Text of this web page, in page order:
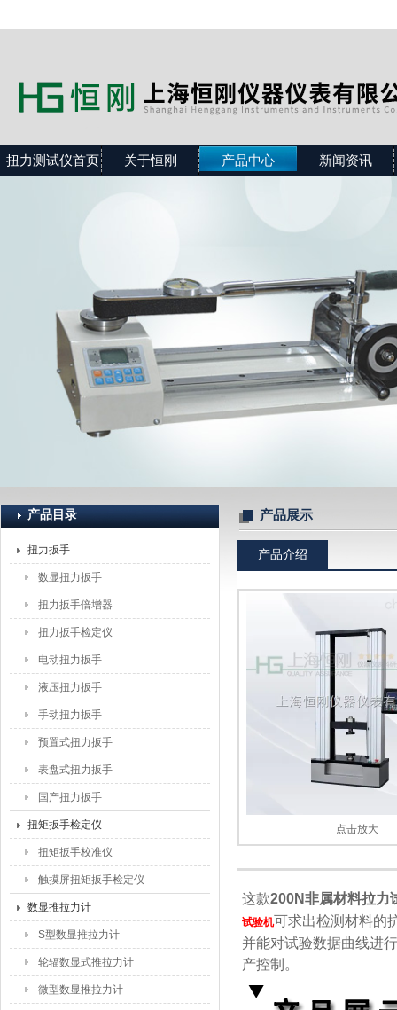
扭力测试仪首页 关于恒刚 产品中心 新闻资讯
产品目录
扭力扳手
数显扭力扳手
扭力扳手倍增器
扭力扳手检定仪
电动扭力扳手
液压扭力扳手
手动扭力扳手
预置式扭力扳手
表盘式扭力扳手
国产扭力扳手
扭矩扳手检定仪
扭矩扳手校准仪
触摸屏扭矩扳手检定仪
数显推拉力计
S型数显推拉力计
轮辐数显式推拉力计
微型数显推拉力计
产品展示
产品介绍
点击放大
这款200N非属材料拉力
试验机可求出检测材料的
并能对试验数据曲线进
产控制。